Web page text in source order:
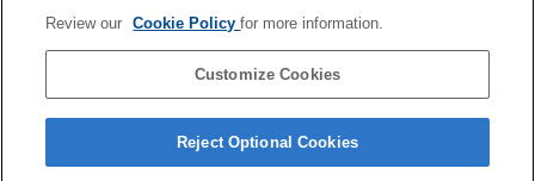
au point manuelle ne fonctionne pas automatiquement lorsque vous tournez la bague
de mise au point. Vous pouvez agrandir l'image en sélectionnant la fonction [Loupe
mise pt] ou [Aide MF] sur n'importe quelle touche de "Réglag. touche perso".
Review our Cookie Policyfor more information.
Customize Cookies
Reject Optional Cookies